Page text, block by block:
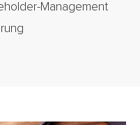
Management